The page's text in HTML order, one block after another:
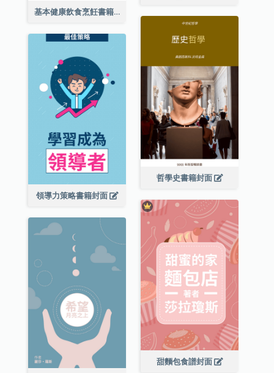
基本健康飲食烹飪書籍封面
哲學史書籍封面
領導力策略書籍封面
甜麵包食譜封面